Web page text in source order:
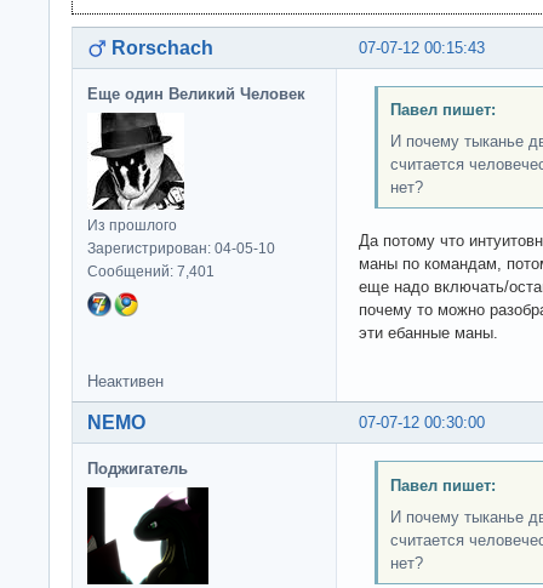
07-07-12 00:15:43
Rorschach
Еще один Великий Человек
Из прошлого
Зарегистрирован: 04-05-10
Сообщений: 7,401
Павел пишет:
И почему тыканье
считается
нет?
Да потому что
маны по командам,
еще надо включать/
почему то можно
эти ебанные маны.
Неактивен
07-07-12 00:30:00
NEMO
Поджигатель
Павел пишет:
И почему тыканье
считается
нет?